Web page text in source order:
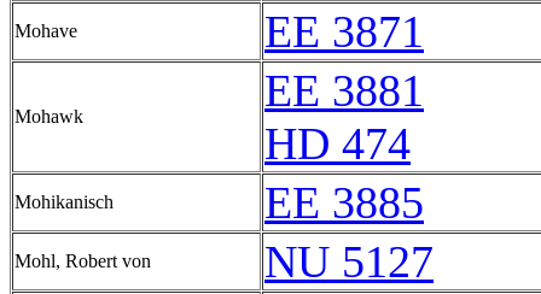
Mohave EE 3871
Mohawk
EE 3881
HD 474
Mohikanisch EE 3885
Mohl, Robert von NU 5127